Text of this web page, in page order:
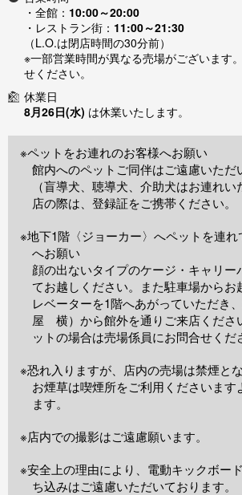
・全館： 10:00～20:00
・レストラン街： 11:00～21:30
（L.O.は閉店時間の30分前）
※一部営業時間が異なる売場がございます
せください。
休業日
8月26日(水) は休業いたします。
※ペットをお連れのお客様へお願い
館内へのペットご同伴はご遠慮いただ
（盲導犬、聴導犬、介助犬はお連れい
店の際は、登録証をご携帯ください。
※地下1階〈ジョーカー〉へペットを連
へお願い
顔の出ないタイプのケージ・キャリー
てお越しください。また駐車場からお
レベーターを1階へあがっていただき
屋 横）から館外を通りご来店くださ
ットの場合は売場係員にお問合せくだ
※恐れ入りますが、店内の売場は禁煙とな
お煙草は喫煙所をご利用くださいます
ます。
※店内での撮影はご遠慮願います。
※安全上の理由により、電動キックボー
ち込みはご遠慮いただいております。